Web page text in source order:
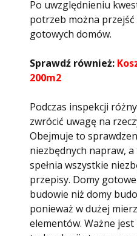
Po uwzględnieniu
potrzeb można
gotowych domów.
Sprawdź również:
200m2
Podczas inspekcji
zwrócić uwagę na
Obejmuje to
niezbędnych napraw,
spełnia wszystkie
przepisy. Domy
budowie niż domy
ponieważ w dużej
elementów. Ważne